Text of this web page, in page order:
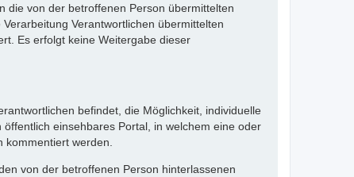
die von der betroffenen Person übermittelten
Verantwortlichen übermittelten
Es erfolgt keine Weitergabe dieser
befindet, die Möglichkeit, individuelle
einsehbares Portal, in welchem eine oder
werden.
von der betroffenen Person hinterlassenen